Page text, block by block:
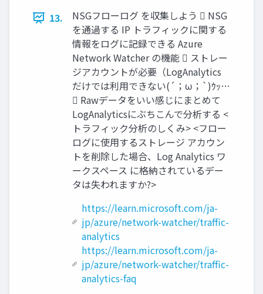
13.
NSGフローログ を収集しよう  NSG
を通過する IP トラフィックに関する
情報をログに記録できる Azure
Network Watcher の機能  ストレー
ジアカウントが必要（LogAnalytics
だけでは利用できない(´；ω；`)ｳｯ…
 Rawデータをいい感じにまとめて
LogAnalyticsにぶちこんで分析する <
トラフィック分析のしくみ> <フロー
ログに使用するストレージ アカウン
トを削除した場合、Log Analytics ワ
ークスペース に格納されているデー
タは失われますか?>
https://learn.microsoft.com/ja-
jp/azure/network-watcher/traffic-
analytics
https://learn.microsoft.com/ja-
jp/azure/network-watcher/traffic-
analytics-faq